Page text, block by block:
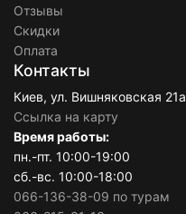
Отзывы
Скидки
Оплата
Контакты
Киев, ул. Вишняковская 21а
Ссылка на карту
Время работы:
пн.-пт. 10:00-19:00
сб.-вс. 10:00-18:00
066-136-38-09 по турам